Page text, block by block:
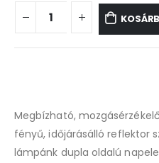
Megbízható,
fényű, időjárásálló reflektor
lámpánk dupla oldalú